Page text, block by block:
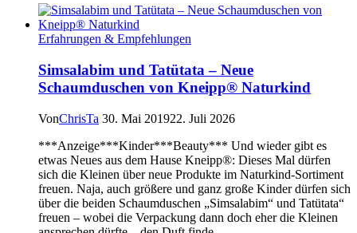
Erfahrungen & Empfehlungen
Simsalabim und Tatütata – Neue
Schaumduschen von Kneipp® Naturkind
VonChrisTa 30. Mai 201922. Juli 2026
***Anzeige***Kinder***Beauty*** Und wieder gibt es
etwas Neues aus dem Hause Kneipp®: Dieses Mal dürfen
sich die Kleinen über neue Produkte im Naturkind-Sortiment
freuen. Naja, auch größere und ganz große Kinder dürfen sich
über die beiden Schaumduschen „Simsalabim“ und Tatütata“
freuen – wobei die Verpackung dann doch eher die Kleinen